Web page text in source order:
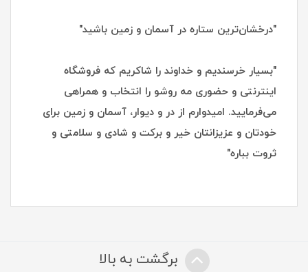
"درخشان‌ترین ستاره در آسمان و زمین باشید"
"بسیار خرسندیم و خداوند را شاکریم که فروشگاه
اینترنتی و حضوری مه روشو را انتخاب و همراهی
می‌فرمایید. امیدوارم از در و دیوار، آسمان و زمین برای
خودتان و عزیزانتان خیر و برکت و شادی و سلامتی و
ثروت بباره"
برگشت به بالا